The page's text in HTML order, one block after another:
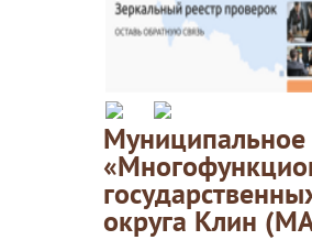
округа Клин